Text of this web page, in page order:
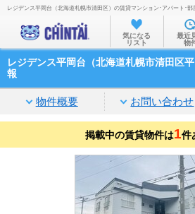
お部屋を探す
沿線・駅
家賃相場
通勤通学
物件特集
不動産会
TOP
レジデンス平岡台（北海道札幌市清田区）の賃貸マンション･アパート･部
気になる
リスト
最近
物
レジデンス平岡台（北海道札幌市清田区
報
物件概要 お問い合わせ
掲載中の賃貸物件は1件